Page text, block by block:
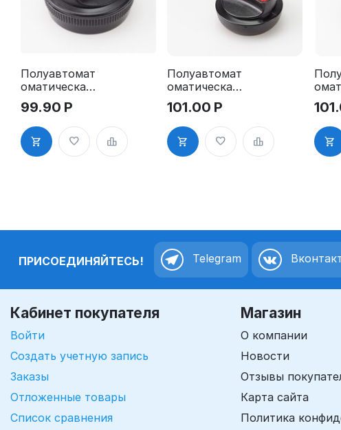
Полуавтомат
оматическая
оснастка для
печати, д. 30
мм
99.90 Р
Полуавтомат
оматическая
оснастка для
печати -
"ТАБЛЕТКА",
д. 40-42 мм"
101.00 Р
40-
ПРИСОЕДИНЯЙТЕСЬ! Telegram
Кабинет покупателя
Войти
Создать учетную запись
Заказы
Отложенные товары
Список сравнения
Магазин
О компании
Новости
Отзывы
Карта сайта
Политика